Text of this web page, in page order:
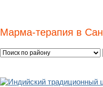
Марма-терапия в